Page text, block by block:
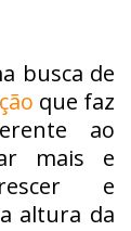
busca de
que faz
ao
mais e
e
altura da